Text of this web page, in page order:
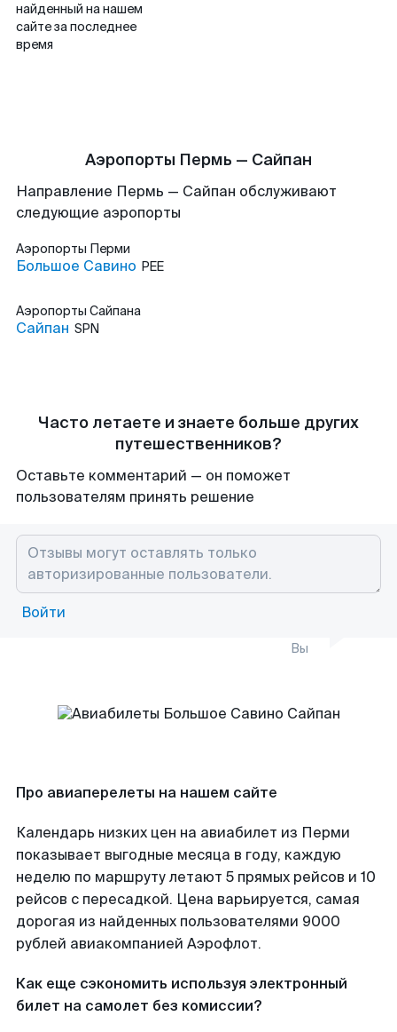
найденный на нашем
сайте за последнее
время
Аэропорты Пермь — Сайпан
Направление Пермь — Сайпан обслуживают
следующие аэропорты
Аэропорты Перми
Большое Савино PEE
Аэропорты Сайпана
Сайпан SPN
Часто летаете и знаете больше других
путешественников?
Оставьте комментарий — он поможет
пользователям принять решение
Войти
Вы
Про авиаперелеты на нашем сайте
Календарь низких цен на авиабилет из Перми
показывает выгодные месяца в году, каждую
неделю по маршруту летают 5 прямых рейсов и 10
рейсов с пересадкой. Цена варьируется, самая
дорогая из найденных пользователями 9000
рублей авиакомпанией Аэрофлот.
Как еще сэкономить используя электронный
билет на самолет без комиссии?